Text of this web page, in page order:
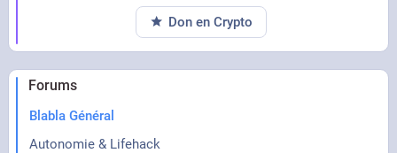
Forums
Blabla Général
Autonomie & Lifehack
Don en Crypto